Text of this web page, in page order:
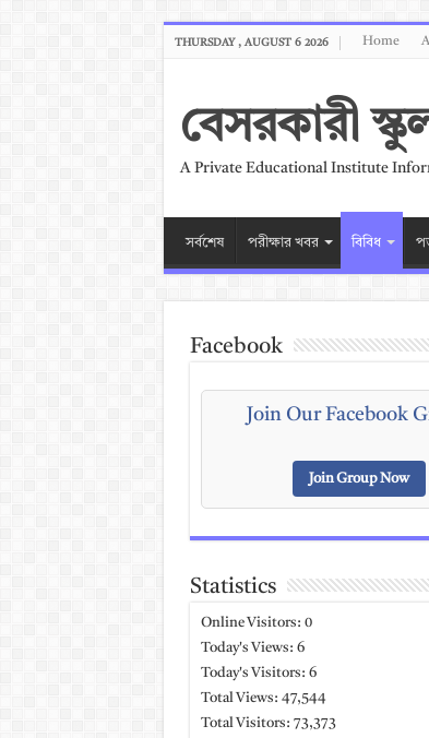
THURSDAY , AUGUST 6 2026 Home
বেসরকারী
A Private Educational Institute
সর্বশেষ পরীক্ষার খবর বিবিধ
Facebook
Join Our Facebook
Join Group Now
Statistics
Online Visitors: 0
Today's Views: 6
Today's Visitors: 6
Total Views: 47,544
Total Visitors: 73,373